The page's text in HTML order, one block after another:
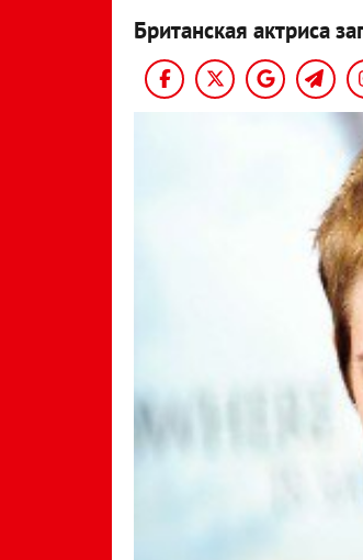
Британская актриса